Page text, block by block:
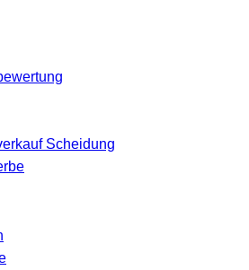
Scheidung